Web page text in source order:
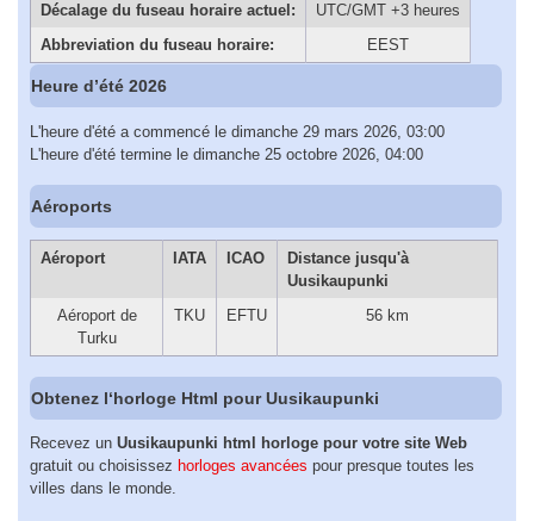
Décalage du fuseau horaire actuel:
UTC/GMT +3 heures
Abbreviation du fuseau horaire:
EEST
Heure d’été 2026
L'heure d'été a commencé le dimanche 29 mars 2026, 03:00
L'heure d'été termine le dimanche 25 octobre 2026, 04:00
Aéroports
Aéroport IATA ICAO
Distance jusqu'à
Uusikaupunki
Aéroport de
Turku
TKU EFTU 56 km
Obtenez l‘horloge Html pour Uusikaupunki
Recevez un Uusikaupunki html horloge pour votre site Web
gratuit ou choisissez horloges avancées pour presque toutes les
villes dans le monde.